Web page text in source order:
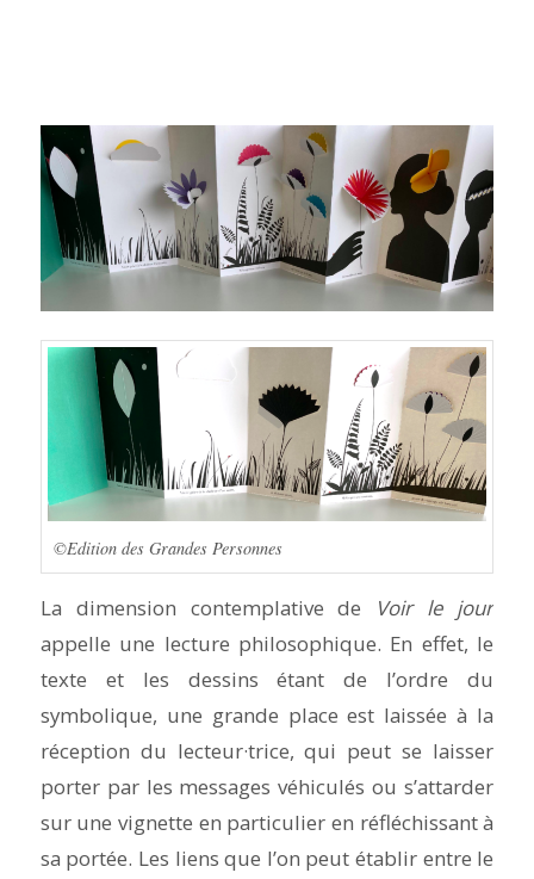
©Edition des Grandes Personnes
La dimension contemplative de
Voir le jour
appelle une lecture philosophique. En effet, le
texte et les dessins étant de l’ordre du
symbolique, une grande place est laissée à la
réception du lecteur·trice, qui peut se laisser
porter par les messages véhiculés ou s’attarder
sur une vignette en particulier en réfléchissant à
sa portée. Les liens que l’on peut établir entre le